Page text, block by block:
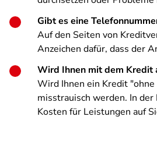
Gibt es eine
Auf den Seiten von
Anzeichen dafür, dass der
Wird Ihnen mit dem Kredit
Wird Ihnen ein Kredit
misstrauisch werden. In
Kosten für Leistungen auf